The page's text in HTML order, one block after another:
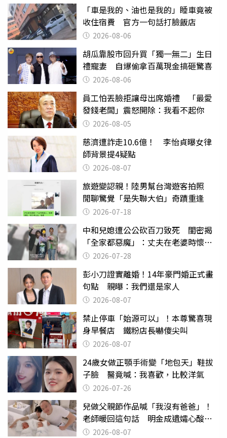
「車是我的、油也是我的」睡車竟被
收住宿費 官方一句話打臉飯店
2026-08-06
胡瓜靠股市回升買「獨一無二」生日
禮寵妻 自爆偷拿百萬現金搞砸驚喜
2026-08-06
員工怕丟臉拒讓母出席婚禮 「最愛
發錢老闆」震怒開除：我看不起你
2026-08-05
慈濟遭詐走10.6億！ 李怡貞曝女律
師背景提4疑點
2026-08-07
旅遊變認親！陸男幫台灣遊客拍照
閒聊驚覺「是失聯大伯」奇蹟重逢
2026-07-18
中和兒媳遭公公砍百刀致死 閨密揭
「全家都惡魔」：丈夫在老婆時懷孕
摔東西
2026-07-28
彭小刀證實離婚！14年豪門婚正式畫
句點 親曝：我們還是家人
2026-08-07
禁止停車「始源可以」！本尊驚喜現
身早餐店 鐵粉店長嚇傻尖叫
2026-08-07
24歲女做正顎手術變「地包天」鞋拔
子臉 醫竟喊：我喜歡，比較洋氣
2026-07-26
兒做父親節作品喊「我沒有爸爸」！
老師暖回這句話 明金成遺孀心酸惹
淚 2026-08-07